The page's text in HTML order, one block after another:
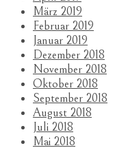
März 2019
Februar 2019
Januar 2019
Dezember 2018
November 2018
Oktober 2018
September 2018
August 2018
Juli 2018
Mai 2018